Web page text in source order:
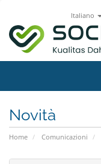
Italiano
Novità
Home Comunicazioni